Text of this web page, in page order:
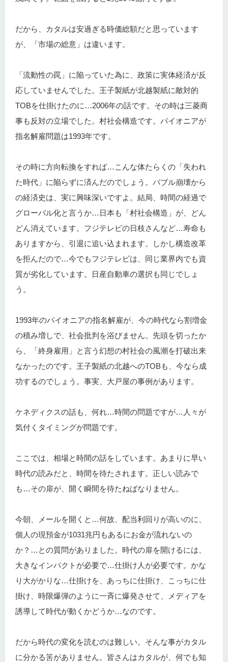
だから、カタルは安過ぎる時価総額だと思っています
が、「市場の総意」は違います。
「流動性の罠」に陥っていた為に、政策に実体経済が反
応していませんでした。王子製紙が北越製紙に敵対的
TOBを仕掛けたのに…2006年の話です。その時は三菱商
事も反対の立場でした。村社会構造です。パイオニアが
指名解雇問題は1993年です。
その時に方向転換をすれば…こんな体たらくの「失われ
た時代」に陥らずに済んだのでしょう。バブル崩壊から
の経済史は、実に興味深いですよ。結局、時間の経過で
グローバル化と言うか…日本も「村社会構造」が、どん
どん消えています。フジテレビの日枝さんなど…寿命も
ありますから、引退に追い込まれます。しかし構造改革
を拒んだので…今でもフジテレビは、同じ業界内でも資
質が劣化しています。日産自動車の選択も同じでしょ
う。
1993年のパイオニアの指名解雇が、今の時代なら割増金
の積み増しで、社会批判を浴びません。先頭を切ったか
ら、「終身雇用」と言う幻想の村社会の風潮を打破出来
なかったのです。王子製紙の北越へのTOBも、今なら成
功するのでしょう。事実、大戸屋の事例があります。
ケネディクスの話も、何れ…時間の問題ですが…人々が
気付くタイミングが問題です。
ここでは、相場と時間の話をしています。あまりに早い
時代の読みだと、時間を待たされます。正しい読みで
も…その扉が、開く瞬間を待たねばなりません。
今朝、メールを開くと…何故、配当利回りが高いのに、
個人の現預金が1031兆円もあるにお金が流れないの
か？…との質問がありました。時代の扉を開けるには、
大きなインパクトが必要で…仕掛け人が必要です。かな
り大がかりな…仕掛けを、あっちに仕掛け、こっちに仕
掛け、時限爆弾のように一斉に爆発させて、メディアを
誘導して時代が動くかどうか…なのです。
だから時代の変化を読むのは難しい。そんな事がカタル
に分かる筈がありません。皆さんはカタルが、何でも知